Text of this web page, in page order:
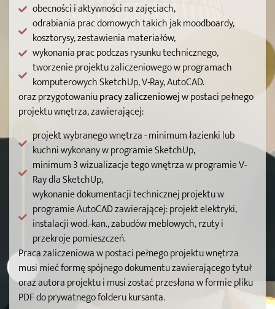
obecności i aktywności na zajęciach,
odrabiania prac domowych takich jak moodboardy,
kosztorysy, zestawienia materiałów,
wykonania prac podczas rysunku technicznego,
tworzenie projektu zaliczeniowego w programach
komputerowych SketchUp, V-Ray, AutoCAD.
oraz przygotowaniupracy zaliczeniowejw postaci pełnego
projektu wnętrza, zawierającej:
projekt wybranego wnętrza - minimum łazienki lub
kuchni wykonany w programie SketchUp,
minimum 3 wizualizacje tego wnętrza w programie V-
Ray dla SketchUp,
wykonanie dokumentacji technicznej projektu w
programie AutoCAD zawierającej: projekt elektryki,
instalacji wod.-kan., zabudów meblowych, rzuty i
przekroje pomieszczeń.
Praca zaliczeniowa w postaci pełnego projektu wnętrza
musi mieć formę spójnego dokumentu zawierającego tytuł
oraz autora projektu i musi zostać przesłana w formie pliku
PDF do prywatnego folderu kursanta.